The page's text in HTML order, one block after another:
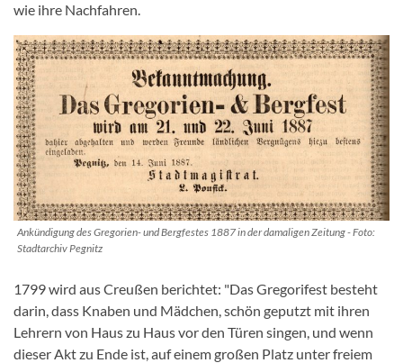
wie ihre Nachfahren.
Ankündigung des Gregorien- und Bergfestes 1887 in der damaligen Zeitung - Foto:
Stadtarchiv Pegnitz
1799 wird aus Creußen berichtet: "Das Gregorifest besteht
darin, dass Knaben und Mädchen, schön geputzt mit ihren
Lehrern von Haus zu Haus vor den Türen singen, und wenn
dieser Akt zu Ende ist, auf einem großen Platz unter freiem